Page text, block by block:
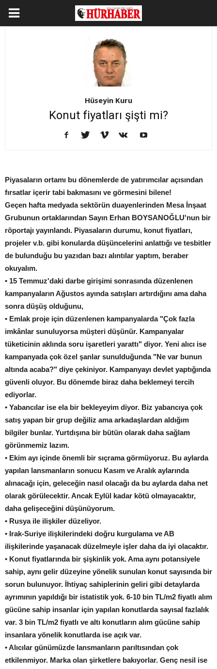
Hüseyin Kuru
Konut fiyatları şişti mi?
Piyasaların ortamı bu dönemlerde de yatırımcılar açısından
fırsatlar içerir tabi bakmasını ve görmesini bilene!
Geçen hafta medyada sektörün duayenlerinden Mesa İnşaat
Grubunun ortaklarından Sayın Erhan BOYSANOĞLU'nun bir
röportajı yayınlandı. Piyasaların durumu, konut fiyatları,
projeler v.b. gibi konularda düşüncelerini anlattığı ve tesbitler
de bulunduğu bu yazıdan bazı alıntılar yaptım, beraber
okuyalım.
• 15 Temmuz'daki darbe girişimi sonrasında düzenlenen
kampanyaların Ağustos ayında satışları artırdığını ama daha
sonra düşüş olduğunu,
• Emlak proje için düzenlenen kampanyalarda "Çok fazla
imkânlar sunuluyorsa müşteri düşünür. Kampanyalar
tüketicinin aklında soru işaretleri yarattı" diyor. Yeni alıcı ise
kampanyada çok özel şanlar sunulduğunda "Ne var bunun
altında acaba?" diye çekiniyor. Kampanyayı devlet yaptığında
güvenli oluyor. Bu dönemde biraz daha beklemeyi tercih
ediyorlar.
• Yabancılar ise ela bir bekleyeyim diyor. Biz yabancıya çok
satış yapan bir grup değiliz ama arkadaşlardan aldığım
bilgiler bunlar. Yurtdışına bir bütün olarak daha sağlam
görünmemiz lazım.
• Ekim ayı içinde önemli bir sıçrama görmüyoruz. Bu aylarda
yapılan lansmanların sonucu Kasım ve Aralık aylarında
alınacağı için, geleceğin nasıl olacağı da bu aylarda daha net
olarak görülecektir. Ancak Eylül kadar kötü olmayacaktır,
daha gelişeceğini düşünüyorum.
• Rusya ile ilişkiler düzeliyor.
• Irak-Suriye ilişkilerindeki doğru kurgulama ve AB
ilişkilerinde yaşanacak düzelmeyle işler daha da iyi olacaktır.
• Konut fiyatlarında bir şişkinlik yok. Ama aynı potansiyele
sahip, aynı gelir düzeyine yönelik sunulan konut sayısında bir
sorun bulunuyor. İhtiyaç sahiplerinin geliri gibi detaylarda
ayrımının yapıldığı bir istatistik yok. 6-10 bin TL/m2 fiyatlı alım
gücüne sahip insanlar için yapılan konutlarda sayısal fazlalık
var. 3 bin TL/m2 fiyatlı ve altı konutların alım gücüne sahip
insanlara yönelik konutlarda ise açık var.
• Alıcılar günümüzde lansmanların parıltısından çok
etkilenmiyor. Marka olan şirketlere bakıyorlar. Genç nesil ise